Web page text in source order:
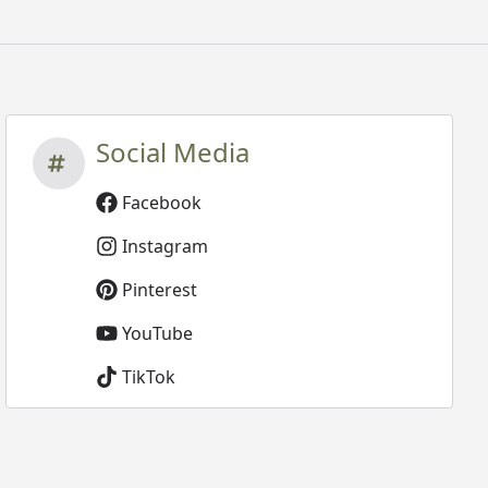
Social Media
Facebook
Instagram
Pinterest
YouTube
TikTok